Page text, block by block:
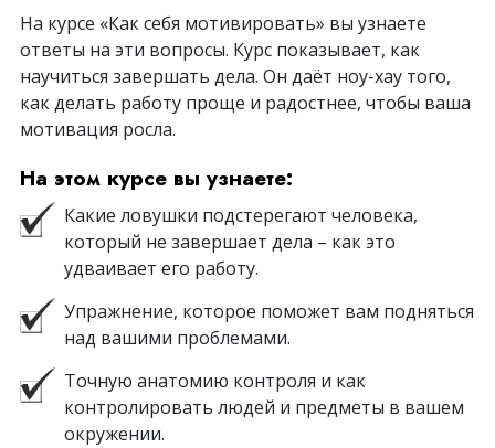
На курсе «Как себя мотивировать» вы узнаете
ответы на эти вопросы. Курс показывает, как
научиться завершать дела. Он даёт ноу-хау того,
как делать работу проще и радостнее, чтобы ваша
мотивация росла.
На этом курсе вы узнаете:
Какие ловушки подстерегают человека,
который не завершает дела – как это
удваивает его работу.
Упражнение, которое поможет вам подняться
над вашими проблемами.
Точную анатомию контроля и как
контролировать людей и предметы в вашем
окружении.